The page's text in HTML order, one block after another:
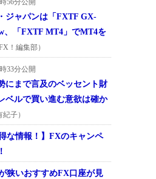
ジャパンは「FXTF GX-
、「FXTF MT4」でMT4を
！編集部）
33分公開
にまで言及のベッセント財
ベルで買い進む意欲は確か
紀子）
な情報！】FXのキャンペ
狭いおすすめFX口座が見